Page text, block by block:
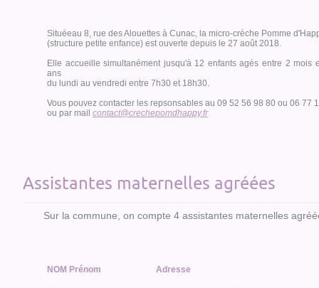
Situéeau 8, rue des Alouettes à Cunac, la micro-crèche Pomme
(structure petite enfance) est ouverte depuis le 27 août 2018.
Elle accueille simultanément jusqu'à 12 enfants agés entre 2 mois
ans
du lundi au vendredi entre 7h30 et 18h30.
Vous pouvez contacter les repsonsables au 09 52 56 98 80 ou 06 77
ou par mail contact@crechepomdhappy.fr
Assistantes maternelles agréées
Sur la commune, on compte 4 assistantes maternelles
NOM Prénom Adresse